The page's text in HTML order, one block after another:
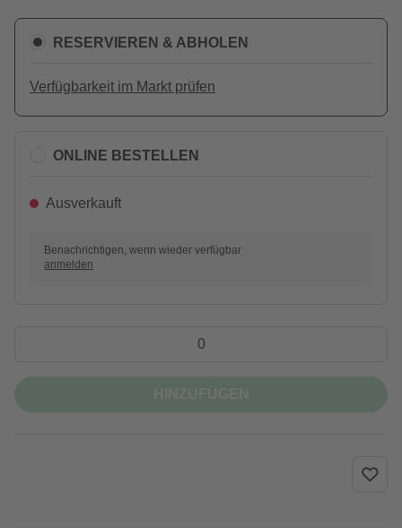
RESERVIEREN & ABHOLEN
Verfügbarkeit im Markt prüfen
ONLINE BESTELLEN
Ausverkauft
Benachrichtigen, wenn wieder verfügbar
anmelden